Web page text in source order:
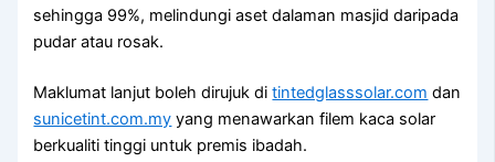
sehingga 99%, melindungi aset dalaman masjid daripada
pudar atau rosak.
Maklumat lanjut boleh dirujuk ditintedglasssolar.com dan
sunicetint.com.my yang menawarkan filem kaca solar
berkualiti tinggi untuk premis ibadah.